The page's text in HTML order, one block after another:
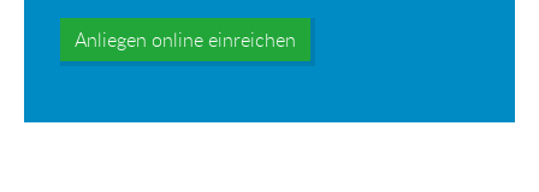
Anliegen online einreichen